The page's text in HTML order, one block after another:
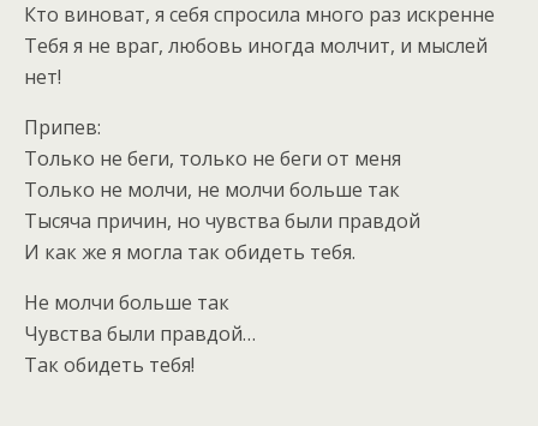
Кто виноват, я себя спросила много раз искренне
Тебя я не враг, любовь иногда молчит, и мыслей
нет!
Припев:
Только не беги, только не беги от меня
Только не молчи, не молчи больше так
Тысяча причин, но чувства были правдой
И как же я могла так обидеть тебя.
Не молчи больше так
Чувства были правдой…
Так обидеть тебя!